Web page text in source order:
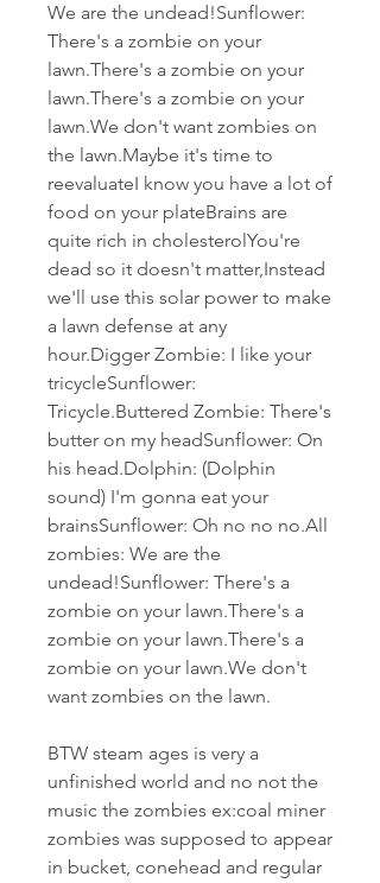
We are the undead!Sunflower:
There's a zombie on your
lawn.There's a zombie on your
lawn.There's a zombie on your
lawn.We don't want zombies on
the lawn.Maybe it's time to
reevaluateI know you have a lot of
food on your plateBrains are
quite rich in cholesterolYou're
dead so it doesn't matter,Instead
we'll use this solar power to make
a lawn defense at any
hour.Digger Zombie: I like your
tricycleSunflower:
Tricycle.Buttered Zombie: There's
butter on my headSunflower: On
his head.Dolphin: (Dolphin
sound) I'm gonna eat your
brainsSunflower: Oh no no no.All
zombies: We are the
undead!Sunflower: There's a
zombie on your lawn.There's a
zombie on your lawn.There's a
zombie on your lawn.We don't
want zombies on the lawn.
BTW steam ages is very a
unfinished world and no not the
music the zombies ex:coal miner
zombies was supposed to appear
in bucket, conehead and regular